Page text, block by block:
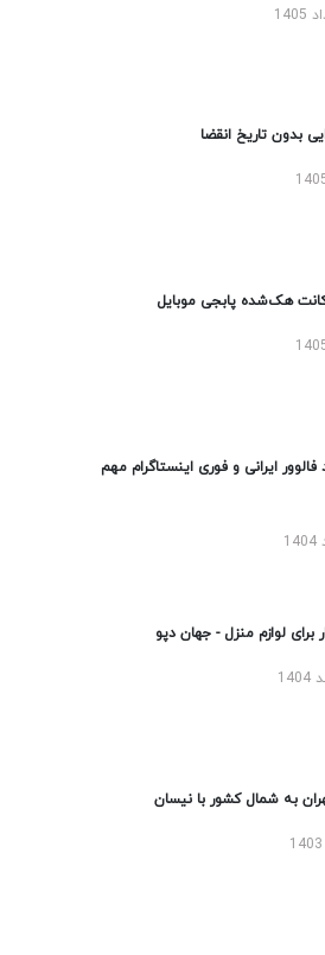
بدون تاریخ انقضا
هک‌شده پابجی موبایل
ایرانی و فوری اینستاگرام مهم
برای لوازم منزل - جهان دپو
به شمال کشور با نیسان